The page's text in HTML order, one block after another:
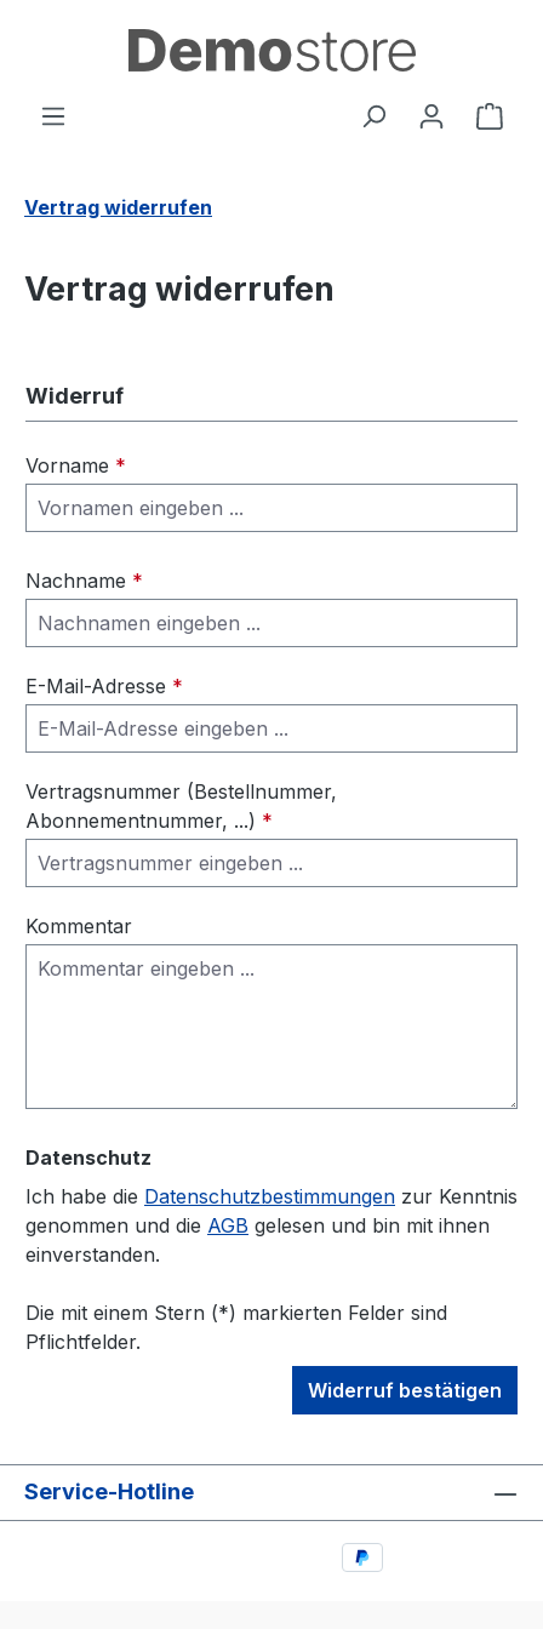
Zum Hauptinhalt springen
Vertrag widerrufen
Vertrag widerrufen
Widerruf
Vorname *
Nachname *
E-Mail-Adresse *
Vertragsnummer (Bestellnummer,
Abonnementnummer, ...) *
Kommentar
Datenschutz
Ich habe die Datenschutzbestimmungen zur Kenntnis
genommen und die AGB gelesen und bin mit ihnen
einverstanden.
Die mit einem Stern (*) markierten Felder sind
Pflichtfelder.
Widerruf bestätigen
Service-Hotline